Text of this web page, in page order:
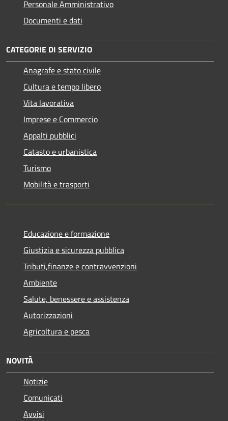
Personale Amministrativo
Documenti e dati
CATEGORIE DI SERVIZIO
Anagrafe e stato civile
Cultura e tempo libero
Vita lavorativa
Imprese e Commercio
Appalti pubblici
Catasto e urbanistica
Turismo
Mobilità e trasporti
Educazione e formazione
Giustizia e sicurezza pubblica
Tributi,finanze e contravvenzioni
Ambiente
Salute, benessere e assistenza
Autorizzazioni
Agricoltura e pesca
NOVITÀ
Notizie
Comunicati
Avvisi